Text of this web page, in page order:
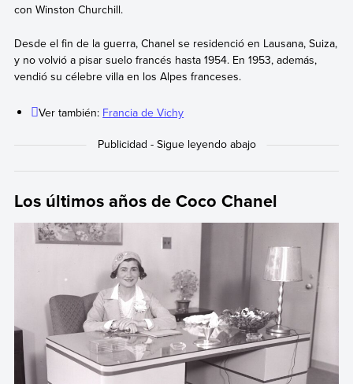
con Winston Churchill.
Desde el fin de la guerra, Chanel se residenció en Lausana, Suiza,
y no volvió a pisar suelo francés hasta 1954. En 1953, además,
vendió su célebre villa en los Alpes franceses.
Ver también: Francia de Vichy
Los últimos años de Coco Chanel